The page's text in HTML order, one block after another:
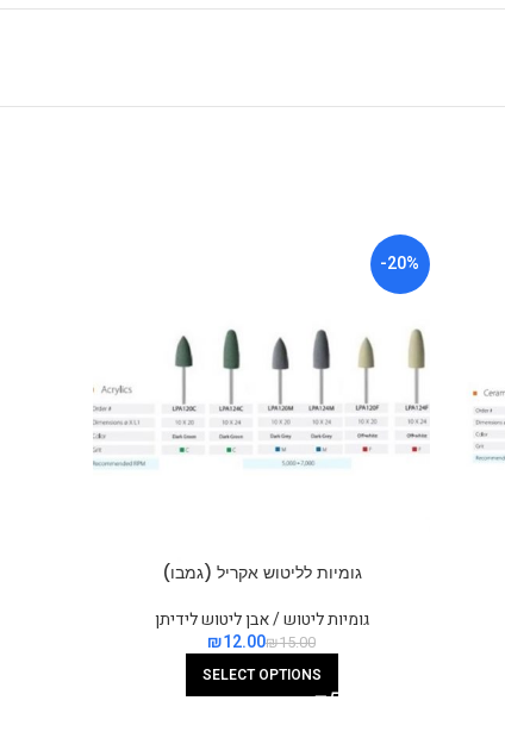
-20%
גומיות לליטוש אקריל (גמבו)
גומיות ליטוש / אבן ליטוש לידיתן
₪15.00
₪12.00
SELECT OPTIONS